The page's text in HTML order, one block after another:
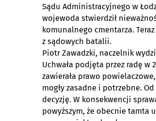
Sądu Administracyjnego w
wojewoda stwierdził
komunalnego cmentarza.
z sądowych batalii.
Piotr Zawadzki, naczelnik
Uchwała podjęta przez radę w
zawierała prawo
mogły zasadne i potrzebne.
decyzję. W konsekwencji
powyższym, że obecnie tamta